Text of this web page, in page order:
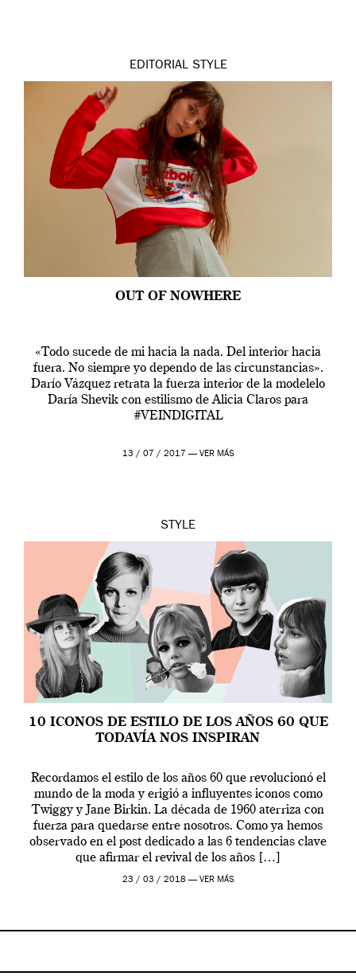
EDITORIAL STYLE
OUT OF NOWHERE
«Todo sucede de mi hacia la nada. Del interior hacia
fuera. No siempre yo dependo de las circunstancias».
Darío Vázquez retrata la fuerza interior de la modelelo
Daría Shevik con estilismo de Alicia Claros para
#VEINDIGITAL
13 / 07 / 2017 — VER MÁS
STYLE
10 ICONOS DE ESTILO DE LOS AÑOS 60 QUE
TODAVÍA NOS INSPIRAN
Recordamos el estilo de los años 60 que revolucionó el
mundo de la moda y erigió a influyentes iconos como
Twiggy y Jane Birkin. La década de 1960 aterriza con
fuerza para quedarse entre nosotros. Como ya hemos
observado en el post dedicado a las 6 tendencias clave
que afirmar el revival de los años […]
23 / 03 / 2018 — VER MÁS